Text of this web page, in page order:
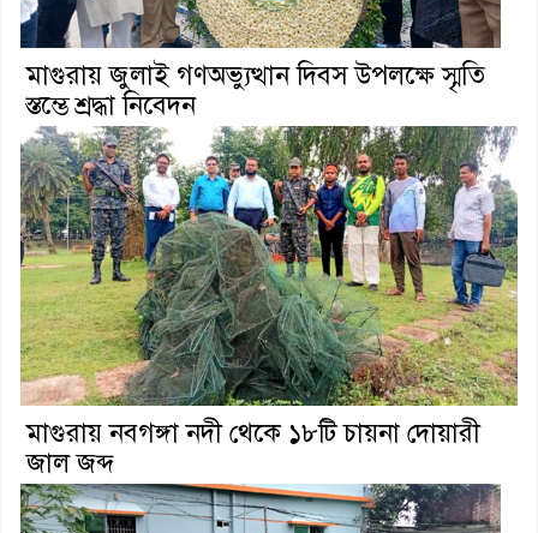
মাগুরায় জুলাই গণঅভ্যুত্থান দিবস উপলক্ষে স্মৃতি
স্তম্ভে শ্রদ্ধা নিবেদন
মাগুরায় নবগঙ্গা নদী থেকে ১৮টি চায়না দোয়ারী
জাল জব্দ